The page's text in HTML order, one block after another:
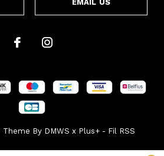
EMAIL US
Theme By DMWS x Plus+ - Fil RSS